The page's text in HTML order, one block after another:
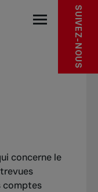
SUIVEZ-NOUS
concerne le
comptes